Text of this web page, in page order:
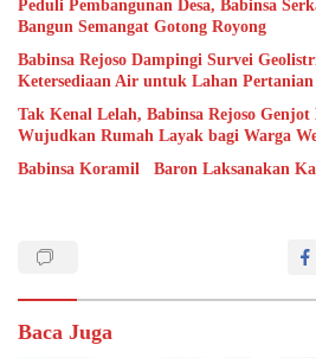
Peduli Pembangunan Desa, Babinsa
Bangun Semangat Gotong Royong
Babinsa Rejoso Dampingi Survei
Ketersediaan Air untuk Lahan Pertanian
Tak Kenal Lelah, Babinsa Rejoso
Wujudkan Rumah Layak bagi Warga
Babinsa Koramil Baron Laksanakan
Baca Juga